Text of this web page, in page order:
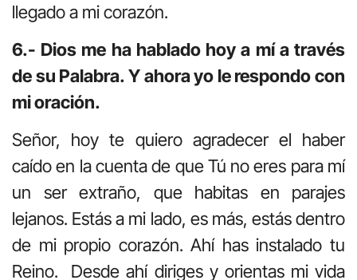
llegado a mi corazón.
6.- Dios me ha hablado hoy a mí a través
de su Palabra. Y ahora yo le respondo con
mi oración.
Señor, hoy te quiero agradecer el haber
caído en la cuenta de que Tú no eres para mí
un ser extraño, que habitas en parajes
lejanos. Estás a mi lado, es más, estás dentro
de mi propio corazón. Ahí has instalado tu
Reino. Desde ahí diriges y orientas mi vida